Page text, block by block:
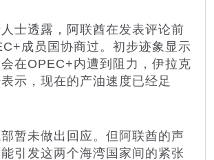
透露，阿联酋在发表评论前
成员国协商过。初步迹象显示
在OPEC+内遭到阻力，伊拉克
示，现在的产油速度已经足
未做出回应。但阿联酋的声
引发这两个海湾国家间的紧张